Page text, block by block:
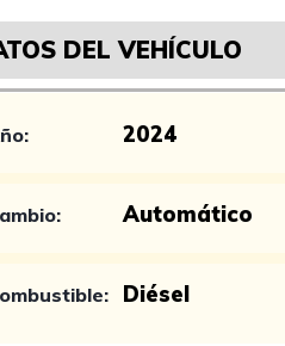
DEL VEHÍCULO
2024
Automático
Diésel